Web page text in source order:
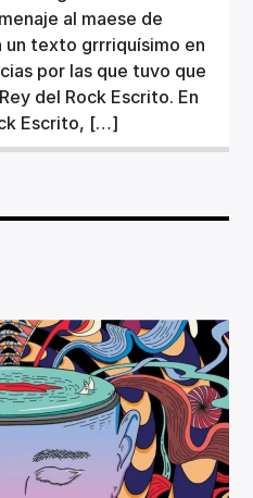
al maese de
un texto grrriquísimo en
por las que tuvo que
del Rock Escrito. En
Escrito, […]